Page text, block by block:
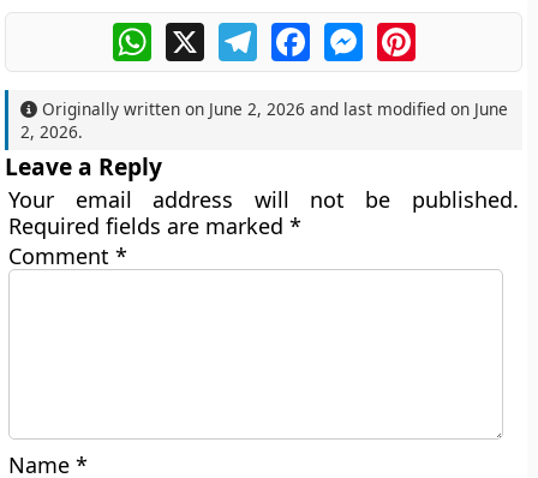
WhatsApp
X TelegramFacebookMessengerPinterest
Originally written on June 2, 2026 and last modified on June
2, 2026.
Leave a Reply
Your email address will not be published.
Required fields are marked*
Comment*
Name*